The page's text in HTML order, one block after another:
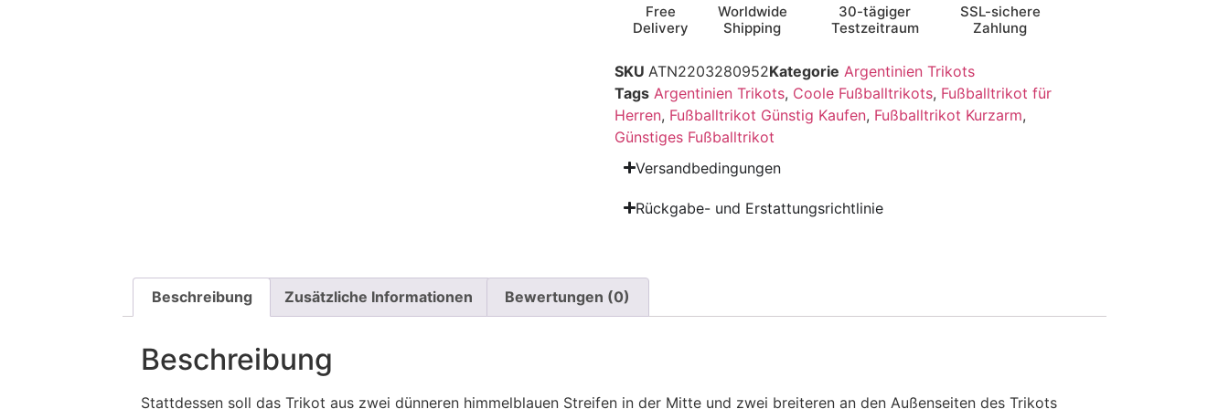
Free
Delivery
Worldwide
Shipping
30-tägiger
Testzeitraum
SSL-sichere
Zahlung
SKU ATN2203280952Kategorie Argentinien Trikots
Tags Argentinien Trikots, Coole Fußballtrikots, Fußballtrikot für
Herren, Fußballtrikot Günstig Kaufen, Fußballtrikot Kurzarm,
Günstiges Fußballtrikot
Versandbedingungen
Rückgabe- und Erstattungsrichtlinie
Beschreibung Zusätzliche Informationen Bewertungen (0)
Beschreibung
Stattdessen soll das Trikot aus zwei dünneren himmelblauen Streifen in der Mitte und zwei breiteren an den Außenseiten des Trikots